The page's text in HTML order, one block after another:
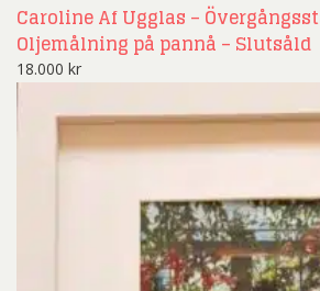
Caroline Af Ugglas –
Oljemålning på pannå – Slutsåld
18.000 kr